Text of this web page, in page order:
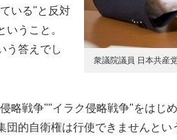
衆議院議員 日本共産
いる"と反対
いうこと。
う答えでし
略戦争""イラク侵略戦争"をはじ
団的自衛権は行使できませんと